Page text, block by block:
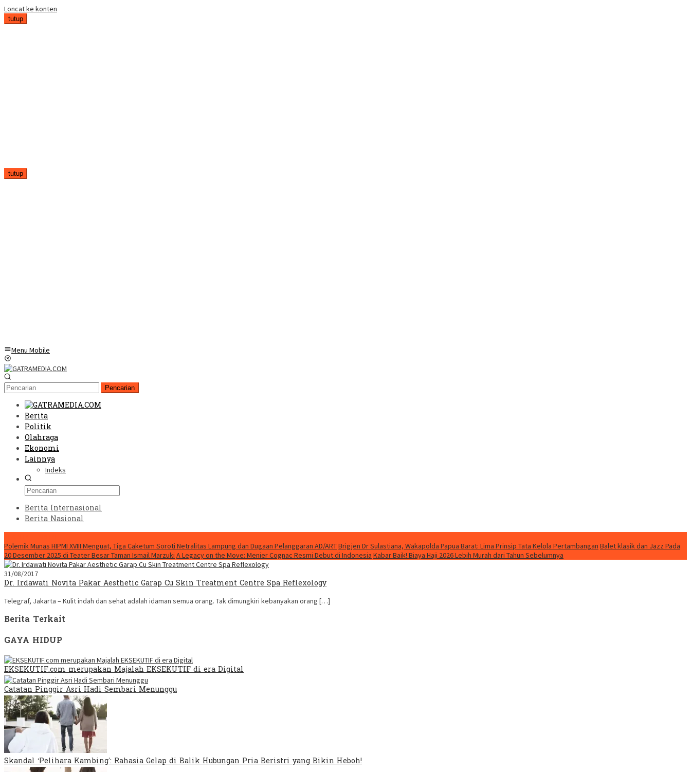
Loncat ke konten
tutup
tutup
Menu Mobile
Pencarian
Berita
Politik
Olahraga
Ekonomi
Lainnya
Indeks
Berita Internasional
Berita Nasional
Polemik Munas HIPMI XVIII Menguat, Tiga Caketum Soroti Netralitas Lampung dan Dugaan Pelanggaran AD/ARTBrigjen Dr Sulastiana, Wakapolda Papua Barat: Lima Prinsip Tata Kelola Pertambangan Balet klasik dan Jazz Pada
20 Desember 2025 di Teater Besar Taman Ismail Marzuki A Legacy on the Move: Menier Cognac Resmi Debut di Indonesia Kabar Baik! Biaya Haji 2026 Lebih Murah dari Tahun Sebelumnya
31/08/2017
Dr. Irdawati Novita Pakar Aesthetic Garap Cu Skin Treatment Centre Spa Reflexology
Telegraf, Jakarta – Kulit indah dan sehat adalah idaman semua orang. Tak dimungkiri kebanyakan orang […]
Berita Terkait
GAYA HIDUP
EKSEKUTIF.com merupakan Majalah EKSEKUTIF di era Digital
Catatan Pinggir Asri Hadi Sembari Menunggu
Skandal ‘Pelihara Kambing’: Rahasia Gelap di Balik Hubungan Pria Beristri yang Bikin Heboh!